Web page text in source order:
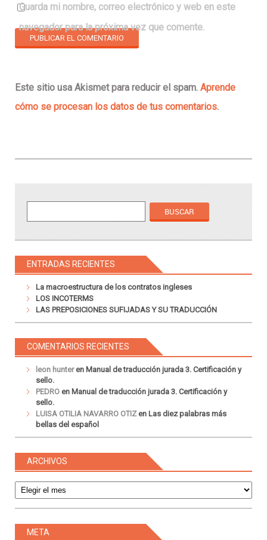
Guarda mi nombre, correo electrónico y web en este
navegador para la próxima vez que comente.
Este sitio usa Akismet para reducir el spam. Aprende
cómo se procesan los datos de tus comentarios.
ENTRADAS RECIENTES
La macroestructura de los contratos ingleses
LOS INCOTERMS
LAS PREPOSICIONES SUFIJADAS Y SU TRADUCCIÓN
COMENTARIOS RECIENTES
leon hunteren Manual de traducción jurada 3. Certificación y
sello.
PEDRO en Manual de traducción jurada 3. Certificación y
sello.
LUISA OTILIA NAVARRO OTIZen Las diez palabras más
bellas del español
ARCHIVOS
META